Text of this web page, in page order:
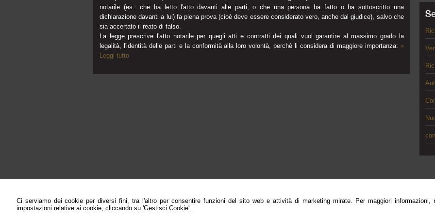
Ci serviamo dei cookie per diversi fini, tra l'altro per consentire funzioni del sito web e attività di marketing mirate. Per maggiori informazioni,
impostazioni relative ai cookie, cliccando su 'Gestisci Cookie'.
notarile (es.: che ha letto l'atto davanti alle parti, o che una persona ha fatto o ha sottoscritto una
dichiarazione davanti a lui) fa piena prova (cioè deve essere considerato vero, anche dal giudice), salvo che
sia accertato il reato di falso.
La legge prescrive l'atto notarile per quegli atti e contratti dei quali vuol garantire al massimo grado la
legalità, l'identità delle parti e la conformità alla loro volontà, perchè li considera di maggiore importanza: »
Leggi tutto
Corso della Repubblica 1 - Ventimiglia, Imperia
© 2026 Copyright Studio Notarile Carlo Raiti. Tutti i diritti riservati | P.IVA 13054481000 |